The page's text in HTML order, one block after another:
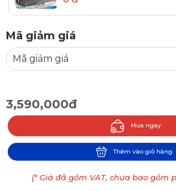
Mã giảm giá
3,590,000đ
Mua ngay
Thêm vào giỏ hàng
(* Giá đã gồm VAT, chưa bao gồm